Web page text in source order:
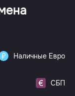
Наличные Евро
СБП